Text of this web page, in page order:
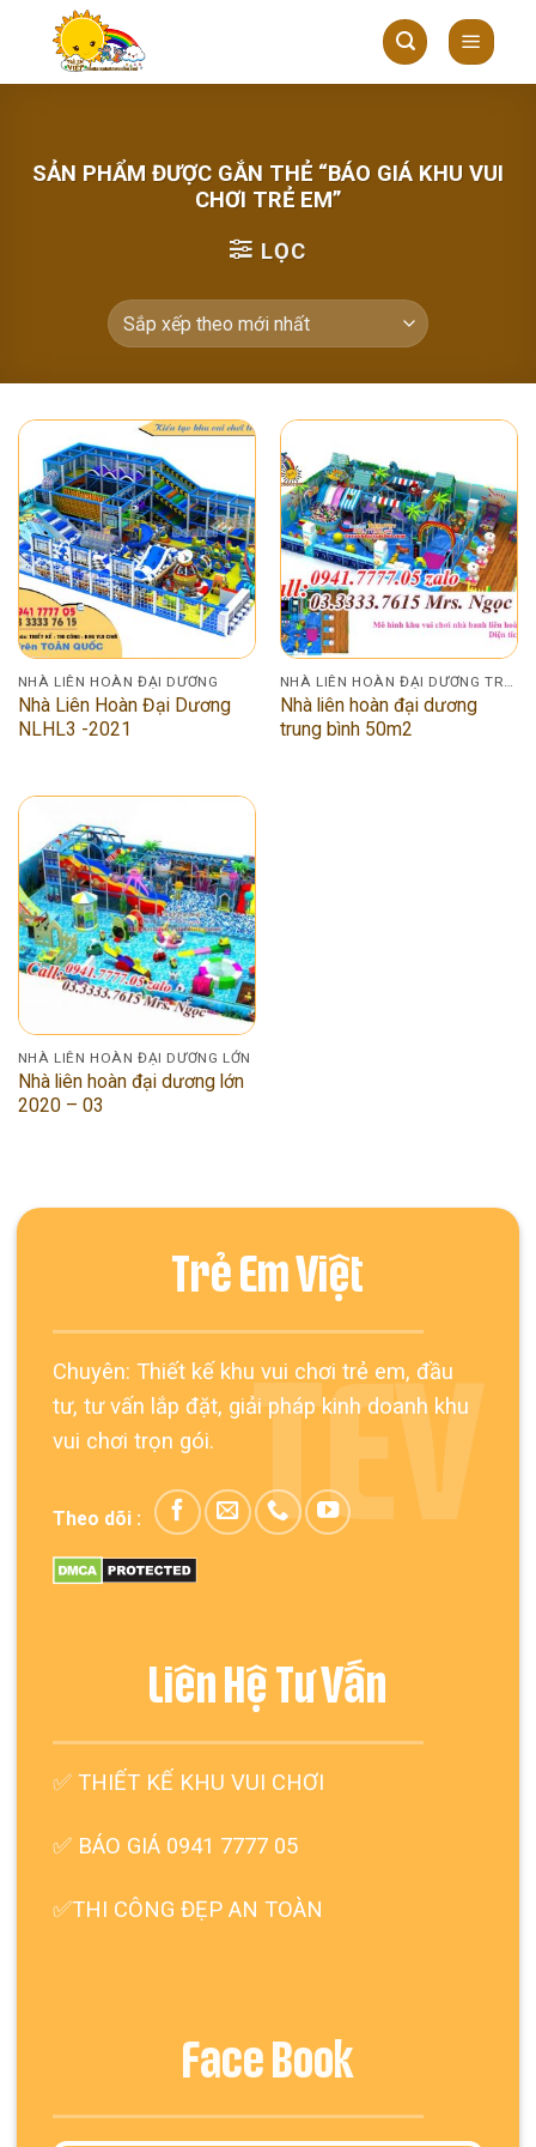
content
SẢN PHẨM ĐƯỢC GẮN THẺ “BÁO GIÁ KHU VUI
CHƠI TRẺ EM”
LỌC
NHÀ LIÊN HOÀN ĐẠI DƯƠNG
Nhà Liên Hoàn Đại Dương
NLHL3 -2021
NHÀ LIÊN HOÀN ĐẠI DƯƠNG TRUNG BÌNH
Nhà liên hoàn đại dương
trung bình 50m2
NHÀ LIÊN HOÀN ĐẠI DƯƠNG LỚN
Nhà liên hoàn đại dương lớn
2020 – 03
Trẻ Em Việt
Chuyên: Thiết kế khu vui chơi trẻ em, đầu
tư, tư vấn lắp đặt, giải pháp kinh doanh khu
vui chơi trọn gói.
Theo dõi : TEV
Liên Hệ Tư Vấn
✅THIẾT KẾ KHU VUI CHƠI
✅ BÁO GIÁ 0941 7777 05
✅THI CÔNG ĐẸP AN TOÀN
Face Book